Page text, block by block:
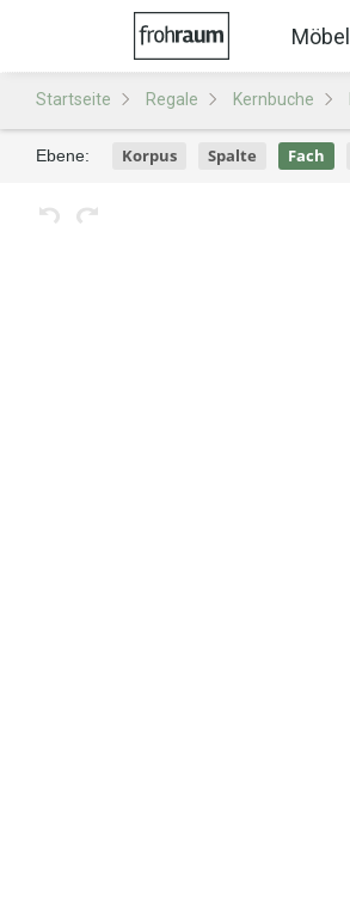
Möbel
Startseite Regale Kernbuche
Ebene: Korpus Spalte Fach